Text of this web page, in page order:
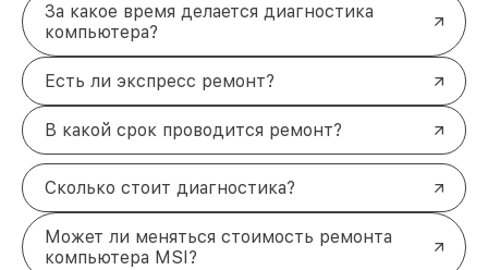
За какое время делается диагностика
компьютера?
Есть ли экспресс ремонт?
В какой срок проводится ремонт?
Сколько стоит диагностика?
Может ли меняться стоимость ремонта
компьютера MSI?